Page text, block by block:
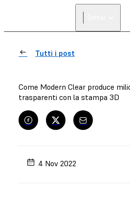
Tutti i post
Come Modern Clear produce
trasparenti con la stampa 3D
4 Nov 2022